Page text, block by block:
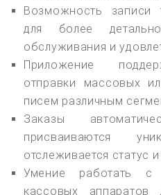
Возможность записи
для более
обслуживания и
Приложение
отправки массовых
писем различным
Заказы
присваиваются
отслеживается статус
Умение работать с
кассовых